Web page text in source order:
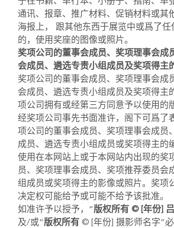
通讯、报章、推广材料、促销材料或其
海报上， 跟其他东西于展览中或爲了任
的，使用奖座的图像或照片。
奖项公司的董事会成员、奖项理事会成
会成员、遴选专责小组成员及奖项得主
奖项公司的董事会成员、奖项理事会成
会成员、遴选专责小组成员及奖项得主
项公司拥有或经第三方同意予以使用的
经奖项公司事先书面准许，阁下可爲了
项公司的董事会成员、奖项理事会成员
成员、遴选专责小组成员或奖项得主的
使用在本网站上或于本网站内出现的奖
员、奖项理事会成员、奖项推荐委员会
组成员或奖项得主的影像或照片。奖项
决定权可能给予或可能不给予该批准。
如准许予以授予，“版权所有 © [年份]
及/或“版权所有 © [年份] 摄影师名字”